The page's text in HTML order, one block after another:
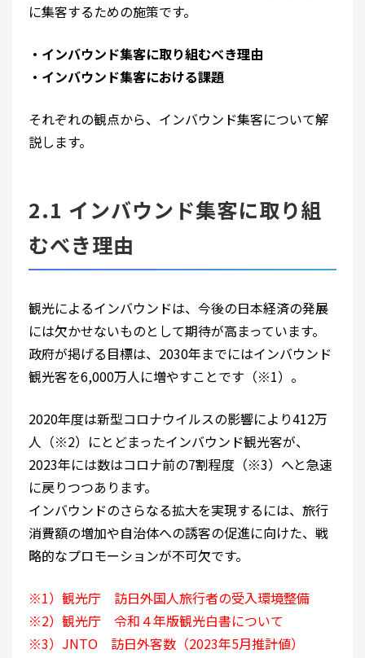
に集客するための施策です。
・インバウンド集客に取り組むべき理由
・インバウンド集客における課題
それぞれの観点から、インバウンド集客について解
説します。
2.1 インバウンド集客に取り組
むべき理由
観光によるインバウンドは、今後の日本経済の発展
には欠かせないものとして期待が高まっています。
政府が掲げる目標は、2030年までにはインバウンド
観光客を6,000万人に増やすことです（※1）。
2020年度は新型コロナウイルスの影響により412万
人（※2）にとどまったインバウンド観光客が、
2023年には数はコロナ前の7割程度（※3）へと急速
に戻りつつあります。
インバウンドのさらなる拡大を実現するには、旅行
消費額の増加や自治体への誘客の促進に向けた、戦
略的なプロモーションが不可欠です。
※1）観光庁 訪日外国人旅行者の受入環境整備
※2）観光庁 令和４年版観光白書について
※3）JNTO 訪日外客数（2023年5月推計値）